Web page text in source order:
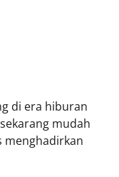
di era hiburan
mudah
menghadirkan